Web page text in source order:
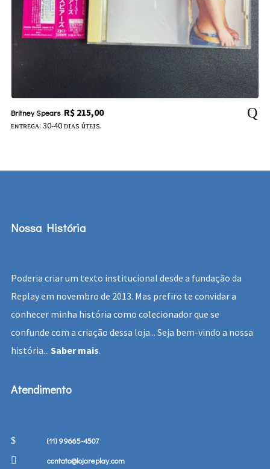
Britney Spears R$215,00
ᴇɴᴛʀᴇɢᴀ: 30-40 ᴅɪᴀs úᴛᴇɪs.
Nossa História
Poderia criar um texto institucional desde a fundação da
Replay em novembro de 2013. Mas prefiro te convidar a
conhecer minha história como colecionador que se
confunde com a criação dessa loja... Seja bem-vindo a nossa
história... Saber mais.
Atendimento
(11) 99665-4507
contato@lojareplay.com